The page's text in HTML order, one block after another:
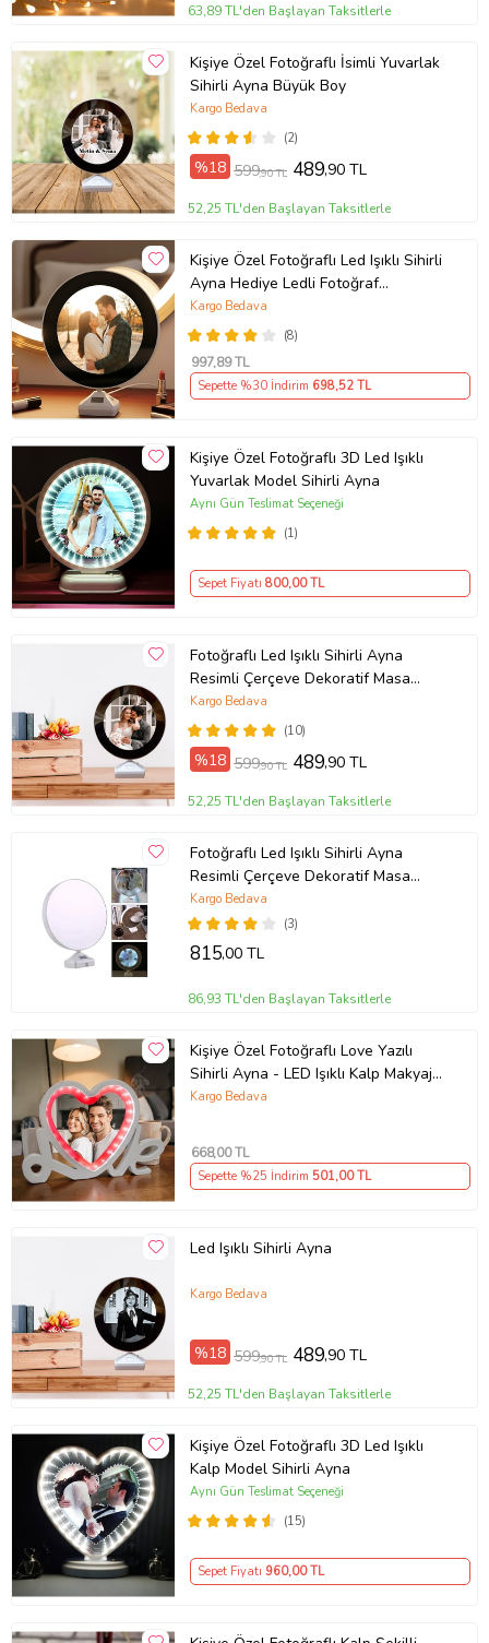
63,89 TL'den Başlayan Taksitlerle
Kişiye Özel Fotoğraflı İsimli Yuvarlak
Sihirli Ayna Büyük Boy
(2)
Kargo Bedava
%18 599,90 TL 489,90 TL
52,25 TL'den Başlayan Taksitlerle
Kişiye Özel Fotoğraflı Led Işıklı Sihirli
Ayna Hediye Ledli Fotoğraf
Çerçevesi Sevgiliye Hediye Kişiye
Özel Yuvarlak Fotoğraflı Led Işıklı
Sihirli Makyaj Aynası
(8)
Kargo Bedava
997,89 TL
Sepette %30 İndirim 698,52 TL
Kişiye Özel Fotoğraflı 3D Led Işıklı
Yuvarlak Model Sihirli Ayna
(1)
Aynı Gün Teslimat Seçeneği
Sepet Fiyatı 800,00 TL
Fotoğraflı Led Işıklı Sihirli Ayna
Resimli Çerçeve Dekoratif Masa
Makyaj Ayna
(10)
Kargo Bedava
%18 599,90 TL 489,90 TL
52,25 TL'den Başlayan Taksitlerle
Fotoğraflı Led Işıklı Sihirli Ayna
Resimli Çerçeve Dekoratif Masa
Makyaj Ayna
(3)
Kargo Bedava
815,00 TL
86,93 TL'den Başlayan Taksitlerle
Kişiye Özel Fotoğraflı Love Yazılı
Sihirli Ayna - LED Işıklı Kalp Makyaj
Aynası ve Çerçeve (Beyaz)
Kargo Bedava
668,00 TL
Sepette %25 İndirim 501,00 TL
Led Işıklı Sihirli Ayna
Kargo Bedava
%18 599,90 TL 489,90 TL
52,25 TL'den Başlayan Taksitlerle
Kişiye Özel Fotoğraflı 3D Led Işıklı
Kalp Model Sihirli Ayna
(15)
Aynı Gün Teslimat Seçeneği
Sepet Fiyatı 960,00 TL